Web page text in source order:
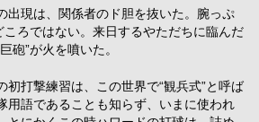
出現は、関係者のド胆を抜いた。腕っぷ
ころではない。来日するやただちに臨んだ
砲”が火を噴いた。
打撃練習は、この世界で“観兵式”と呼ば
用語であることも知らず、いまに使われ